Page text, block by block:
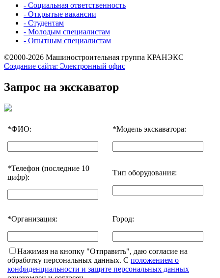
- Социальная ответственность
- Открытые вакансии
- Студентам
- Молодым специалистам
- Опытным специалистам
©2000-2026 Машиностроительная группа КРАНЭКС
Создание сайта: Электронный офис
Запрос на экскаватор
*ФИО: *Модель экскаватора:
*Телефон (последние 10
цифр):
Тип оборудования:
*Организация: Город:
Нажимая на кнопку "Отправить", даю согласие на
обработку персональных данных. С положением о
конфиденциальности и защите персональных данных